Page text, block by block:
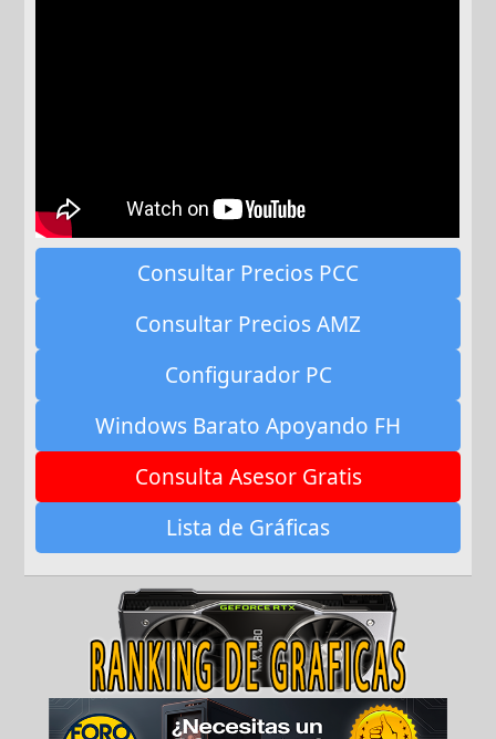
Consultar Precios PCC
Consultar Precios AMZ
Configurador PC
Windows Barato Apoyando FH
Consulta Asesor Gratis
Lista de Gráficas